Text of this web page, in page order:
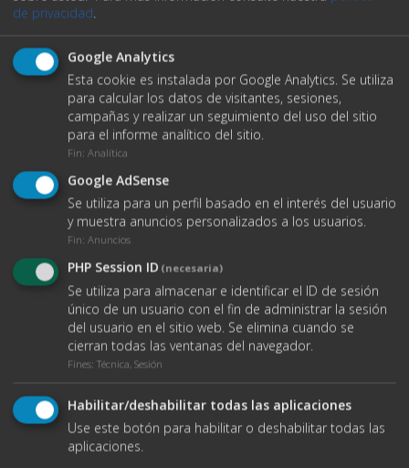
VER DATOS DE CONTACTO
O ENVÍANOS UN EMAIL
Nombre completo
Teléfono
Email
de privacidad.
Google Analytics
Esta cookie es instalada por Google Analytics. Se utiliza
para calcular los datos de visitantes, sesiones,
campañas y realizar un seguimiento del uso del sitio
para el informe analítico del sitio.
Fin: Analítica
Google AdSense
Se utiliza para un perfil basado en el interés del usuario
y muestra anuncios personalizados a los usuarios.
Fin: Anuncios
PHP Session ID (necesaria)
Se utiliza para almacenar e identificar el ID de sesión
único de un usuario con el fin de administrar la sesión
del usuario en el sitio web. Se elimina cuando se
cierran todas las ventanas del navegador.
Fines: Técnica, Sesión
Habilitar/deshabilitar todas las aplicaciones
Use este botón para habilitar o deshabilitar todas las
aplicaciones.